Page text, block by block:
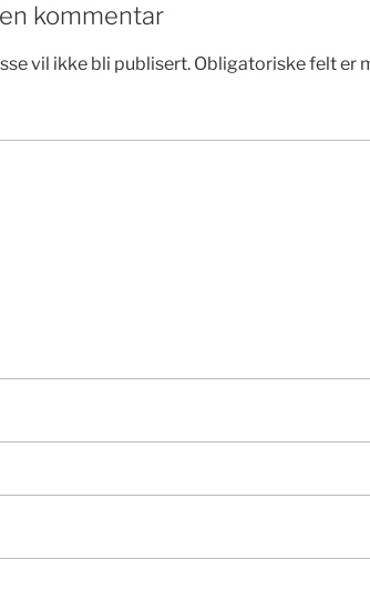
kommentar
vil ikke bli publisert. Obligatoriske felt er